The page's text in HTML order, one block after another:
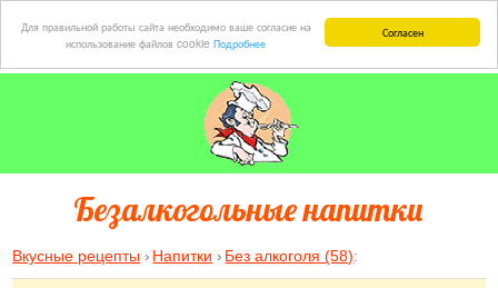
Согласен
Для правильной работы сайта необходимо ваше согласие на
использование файлов cookie Подробнее
Безалкогольные напитки
Вкусные рецепты Напитки Без алкоголя (58):